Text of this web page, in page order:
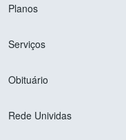
Planos
Serviços
Obituário
Rede Unividas